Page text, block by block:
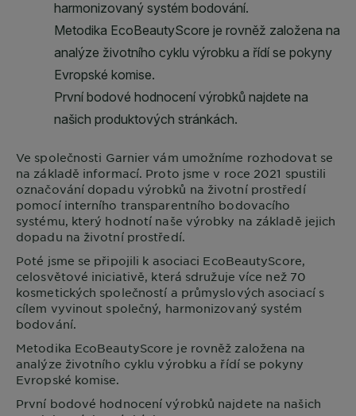
Ve společnosti Garnier vám umožníme rozhodovat se
na základě informací. Proto jsme v roce 2021 spustili
označování dopadu výrobků na životní prostředí
pomocí interního transparentního bodovacího
systému, který hodnotí naše výrobky na základě jejich
dopadu na životní prostředí.
Poté jsme se připojili k asociaci EcoBeautyScore,
celosvětové iniciativě, která sdružuje více než 70
kosmetických společností a průmyslových asociací s
cílem vyvinout společný, harmonizovaný systém
bodování.
Metodika EcoBeautyScore je rovněž založena na
analýze životního cyklu výrobku a řídí se pokyny
Evropské komise.
První bodové hodnocení výrobků najdete na našich